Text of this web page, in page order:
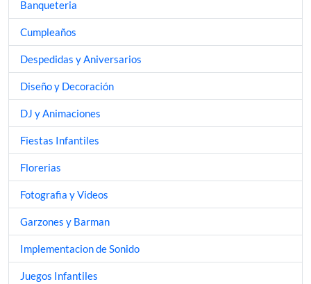
Banqueteria
Cumpleaños
Despedidas y Aniversarios
Diseño y Decoración
DJ y Animaciones
Fiestas Infantiles
Florerias
Fotografia y Videos
Garzones y Barman
Implementacion de Sonido
Juegos Infantiles